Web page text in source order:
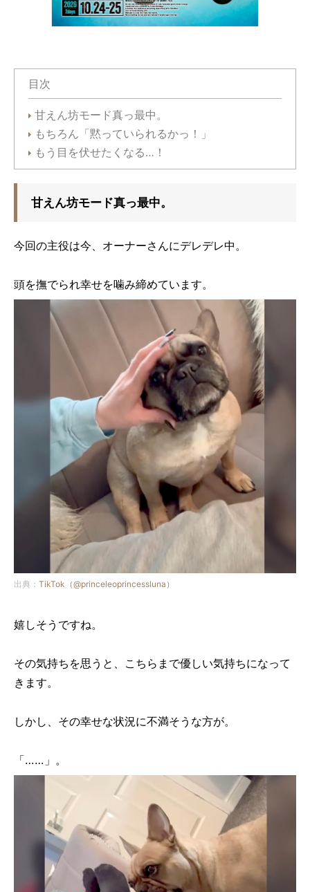
目次
甘えん坊モード真っ最中。
もちろん「黙っていられるかっ！」
もう目を伏せたくなる…！
甘えん坊モード真っ最中。
今回の主役は今、オーナーさんにデレデレ中。
頭を撫でられ幸せを噛み締めています。
出典： TikTok（@princeleoprincessluna）
嬉しそうですね。
その気持ちを思うと、こちらまで優しい気持ちになって
きます。
しかし、その幸せな状況に不満そうな方が。
「……」。